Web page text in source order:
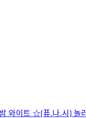
와이트 ☆[퓨.나.시] 놀